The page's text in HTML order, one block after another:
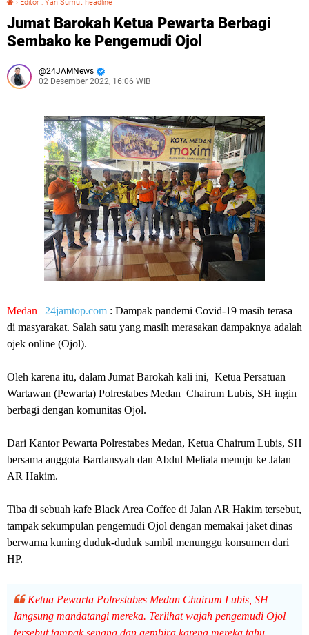
› Editor : Yan Sumut headline
Jumat Barokah Ketua Pewarta Berbagi
Sembako ke Pengemudi Ojol
24JAMNews
02 Desember 2022, 16:06 WIB
Medan | 24jamtop.com : Dampak pandemi Covid-19 masih terasa
di masyarakat. Salah satu yang masih merasakan dampaknya adalah
ojek online (Ojol).
Oleh karena itu, dalam Jumat Barokah kali ini, Ketua Persatuan
Wartawan (Pewarta) Polrestabes Medan Chairum Lubis, SH ingin
berbagi dengan komunitas Ojol.
Dari Kantor Pewarta Polrestabes Medan, Ketua Chairum Lubis, SH
bersama anggota Bardansyah dan Abdul Meliala menuju ke Jalan
AR Hakim.
Tiba di sebuah kafe Black Area Coffee di Jalan AR Hakim tersebut,
tampak sekumpulan pengemudi Ojol dengan memakai jaket dinas
berwarna kuning duduk-duduk sambil menunggu konsumen dari
HP.
Ketua Pewarta Polrestabes Medan Chairum Lubis, SH
langsung mandatangi mereka. Terlihat wajah pengemudi Ojol
tersebut tampak senang dan gembira karena mereka tahu